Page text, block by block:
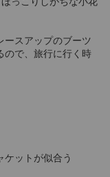
ースアップのブーツ
ので、旅行に行く時
ケットが似合う